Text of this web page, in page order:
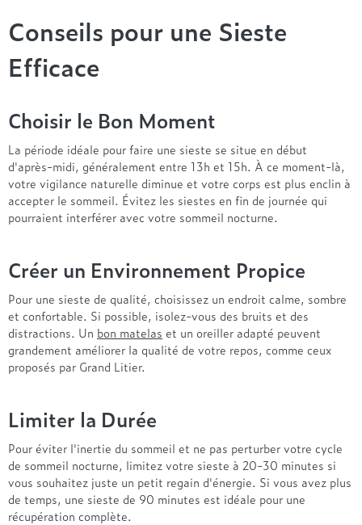
Conseils pour une Sieste
Efficace
Choisir le Bon Moment
La période idéale pour faire une sieste se situe en début
d'après-midi, généralement entre 13h et 15h. À ce moment-là,
votre vigilance naturelle diminue et votre corps est plus enclin à
accepter le sommeil. Évitez les siestes en fin de journée qui
pourraient interférer avec votre sommeil nocturne.
Créer un Environnement Propice
Pour une sieste de qualité, choisissez un endroit calme, sombre
et confortable. Si possible, isolez-vous des bruits et des
distractions. Un bon matelas et un oreiller adapté peuvent
grandement améliorer la qualité de votre repos, comme ceux
proposés par Grand Litier.
Limiter la Durée
Pour éviter l'inertie du sommeil et ne pas perturber votre cycle
de sommeil nocturne, limitez votre sieste à 20-30 minutes si
vous souhaitez juste un petit regain d'énergie. Si vous avez plus
de temps, une sieste de 90 minutes est idéale pour une
récupération complète.